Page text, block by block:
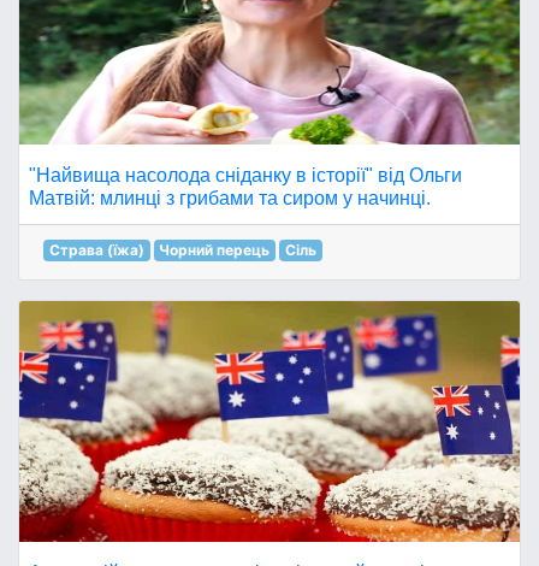
"Найвища насолода сніданку в історії" від Ольги
Матвій: млинці з грибами та сиром у начинці.
Страва (їжа) Чорний перець Сіль